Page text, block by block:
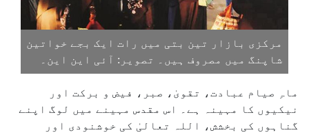
مرکزی بازار تین بتی میں رات ایک بجے خواتین
شاپنگ میں مصروف ہیں۔ تصویر: آئی این این۔
ماہِ صیام عبادت، تقویٰ، صبر، فیض و برکت اور
نیکیوں کا مہینہ ہے۔ اس مقدس مہینے میں لوگ اپنے
گناہوں کی بخشش، اللہ تعالیٰ کی خوشنودی اور